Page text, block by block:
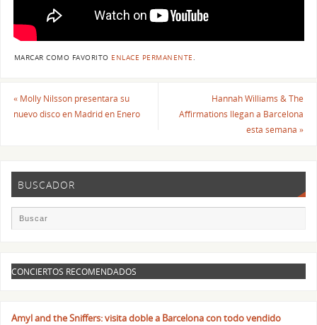
MARCAR COMO FAVORITO ENLACE PERMANENTE.
«Molly Nilsson presentara su
nuevo disco en Madrid en Enero
Hannah Williams & The
Affirmations llegan a Barcelona
esta semana»
BUSCADOR
CONCIERTOS RECOMENDADOS
Amyl and the Sniffers: visita doble a Barcelona con todo vendido